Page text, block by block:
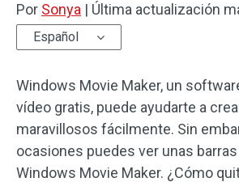
Recortar/Dividir/Cortar
Efectos de audio
Texto/Elemento
Efectos de vídeo
Color de vídeo
Por Sonya | Última actualización
Español
Windows Movie Maker, un
vídeo gratis, puede ayudarte a
maravillosos fácilmente. Sin
ocasiones puedes ver unas
Windows Movie Maker. ¿Cómo